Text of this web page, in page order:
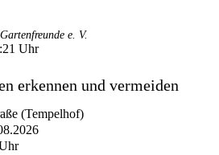
e. V.
Uhr
erkennen und vermeiden
(Tempelhof)